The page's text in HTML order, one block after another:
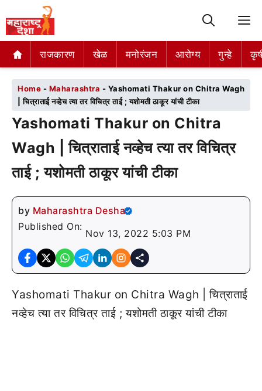
राजकारण खेळ मनोरंजन आरोग्य गुन्हे
राजकारण खेळ मनोरंजन आरोग्य गुन्हे
Home - Maharashtra - Yashomati Thakur on Chitra Wagh
| चित्राताई नव्हेच त्या तर विचित्र ताई ; यशोमती ठाकूर यांची टीका
Yashomati Thakur on Chitra
Wagh | चित्राताई नव्हेच त्या तर विचित्र
ताई ; यशोमती ठाकूर यांची टीका
by Maharashtra Desha
Published On:
Nov 13, 2022 5:03 PM
Yashomati Thakur on Chitra Wagh | चित्राताई
नव्हेच त्या तर विचित्र ताई ; यशोमती ठाकूर यांची टीका